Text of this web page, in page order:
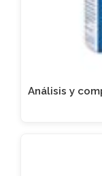
Análisis y